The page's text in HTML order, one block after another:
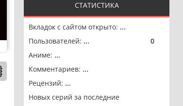
СТАТИСТИКА
Вкладок с сайтом открыто: ...
Пользователей: ... 0
Аниме: ...
Комментариев: ...
Рецензий: ...
Новых серий за последние